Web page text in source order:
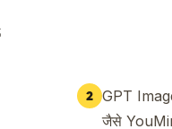
2 GPT
जैसे